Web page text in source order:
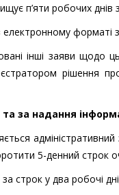
п’яти робочих днів
форматі
інші заяви щодо
рішення
за надання
5-денний строк
строк у два робочі